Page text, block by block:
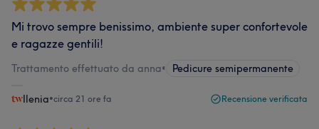
Mi trovo sempre benissimo, ambiente super confortevole
e ragazze gentili!
Trattamento effettuato da anna• Pedicure semipermanente
Ilenia•circa 21 ore fa Recensione verificata